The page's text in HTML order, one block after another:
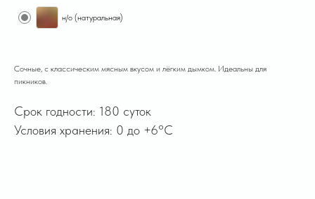
н/о (натуральная)
Сочные, с классическим мясным вкусом и лёгким дымком. Идеальны для
пикников.
Срок годности: 180 суток
Условия хранения: 0 до +6°C